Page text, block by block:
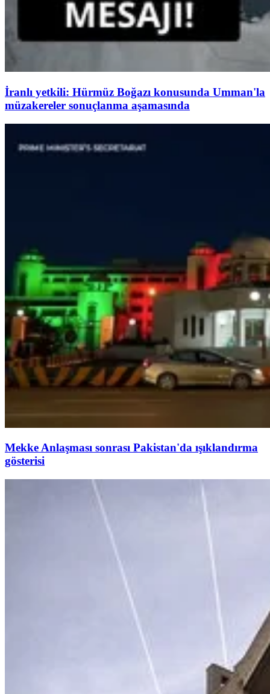
İranlı yetkili: Hürmüz Boğazı konusunda Umman'la
müzakereler sonuçlanma aşamasında
Mekke Anlaşması sonrası Pakistan'da ışıklandırma
gösterisi